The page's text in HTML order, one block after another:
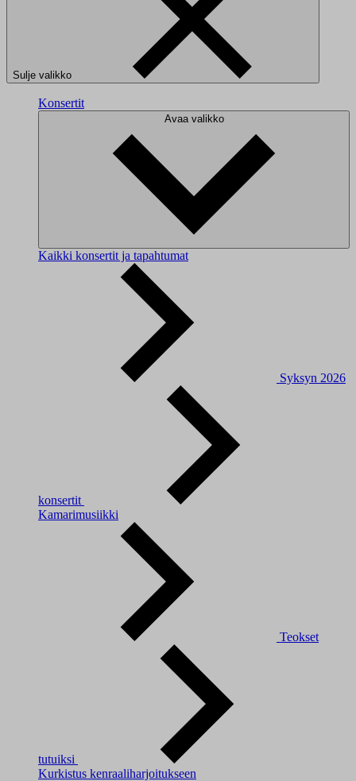
Sulje valikko
Konsertit
Avaa valikko
Kaikki konsertit ja tapahtumat
Syksyn 2026
konsertit
Kamarimusiikki
Teokset
tutuiksi
Kurkistus kenraaliharjoitukseen